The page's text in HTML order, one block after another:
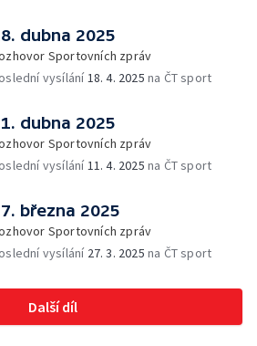
dubna 2025
Sportovních zpráv
vysílání18. 4. 2025 na ČT sport
dubna 2025
Sportovních zpráv
vysílání11. 4. 2025 na ČT sport
března 2025
Sportovních zpráv
vysílání 27. 3. 2025 na ČT sport
Další díl